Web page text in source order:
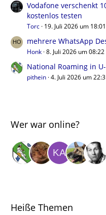
Vodafone verschenkt
kostenlos testen
Torc 19. Juli 2026 um 18:01
mehrere WhatsApp
Honk 8. Juli 2026 um 08:22
National Roaming in
pithein 4. Juli 2026 um
Wer war online?
Heiße Themen